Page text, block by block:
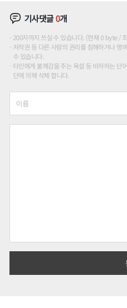
기사댓글0개
200자까지 쓰실 수 있습니다. (현재 0 byte /
저작권 등 다른 사람의 권리를 침해하거나 명
수 있습니다.
타인에게 불쾌감을 주는 욕설 등 비하하는 단
단에 의해 삭제 합니다.